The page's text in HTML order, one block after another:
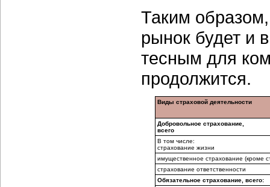
Таким
рынок будет и
тесным для
продолжится.
Виды страховой деятельности
Добровольное страхование,
всего
В том числе:
страхование жизни
имущественное страхование (кроме
страхование ответственности
Обязательное страхование, всего: